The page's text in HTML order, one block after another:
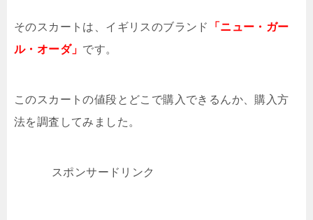
そのスカートは、イギリスのブランド
「ニュー・ガー
ル・オーダ」 です。
このスカートの値段とどこで購入できるんか、購入方
法を調査してみました。
スポンサードリンク